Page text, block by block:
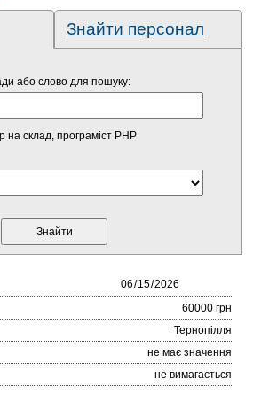
Знайти персонал
або слово для пошуку:
на склад, програміст PHP
60000 грн
Тернопілля
не має значення
не вимагається